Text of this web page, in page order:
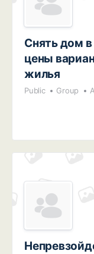
Снять дом
цены
жилья
Public Group